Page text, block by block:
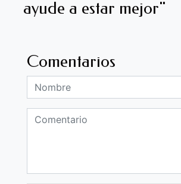
ayude a estar mejor"
Comentarios